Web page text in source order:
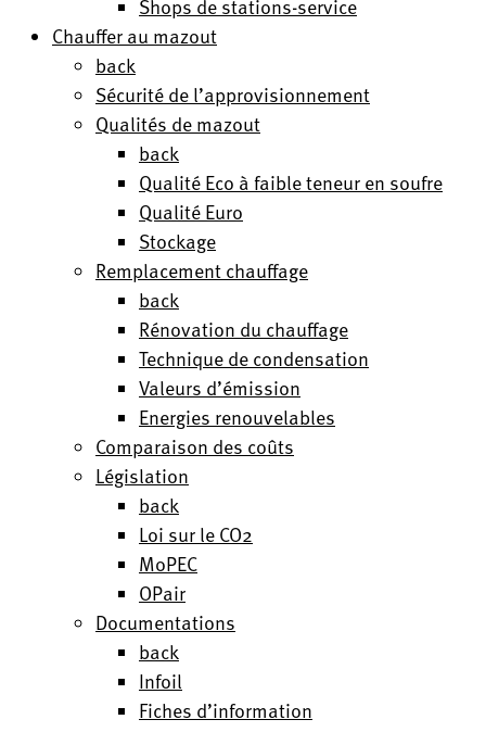
Shops de stations-service
Chauffer au mazout
back
Sécurité de l’approvisionnement
Qualités de mazout
back
Qualité Eco à faible teneur en soufre
Qualité Euro
Stockage
Remplacement chauffage
back
Rénovation du chauffage
Technique de condensation
Valeurs d’émission
Energies renouvelables
Comparaison des coûts
Législation
back
Loi sur le CO2
MoPEC
OPair
Documentations
back
Infoil
Fiches d’information